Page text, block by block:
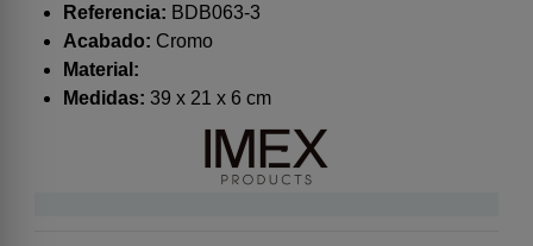
Referencia: BDB063-3
Acabado: Cromo
Material:
Medidas: 39 x 21 x 6 cm